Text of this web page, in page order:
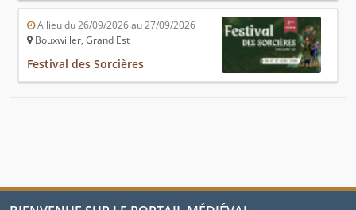
A lieu du 26/09/2026 au 27/09/2026
Bouxwiller, Grand Est
Festival des Sorcières